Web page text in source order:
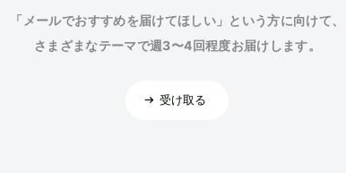
「メールでおすすめを届けてほしい」という方に向けて、
さまざまなテーマで週3〜4回程度お届けします。
受け取る